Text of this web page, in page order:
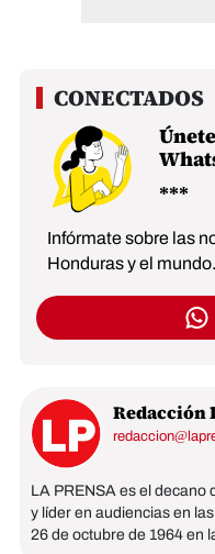
Infórmate sobre las
Honduras y el mundo.
Redacción
LA PRENSA es el decano
y líder en audiencias en
26 de octubre de 1964 en